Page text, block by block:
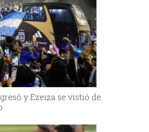
y Ezeiza se vistió de